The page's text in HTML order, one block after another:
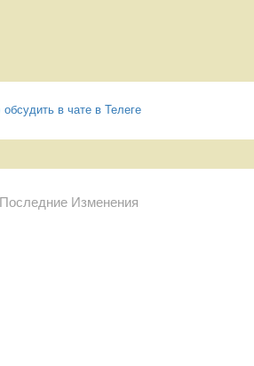
обсудить в чате в Телеге
Последние Изменения